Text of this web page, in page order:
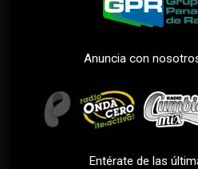
Anuncia con
Entérate de las